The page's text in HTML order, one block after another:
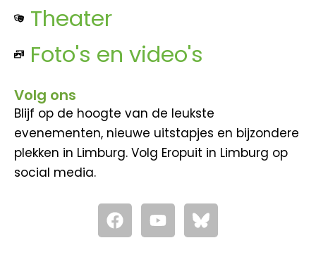
Theater
Foto's en video's
Volg ons
Blijf op de hoogte van de leukste
evenementen, nieuwe uitstapjes en bijzondere
plekken in Limburg. Volg Eropuit in Limburg op
social media.
F
a
c
Y
o
u